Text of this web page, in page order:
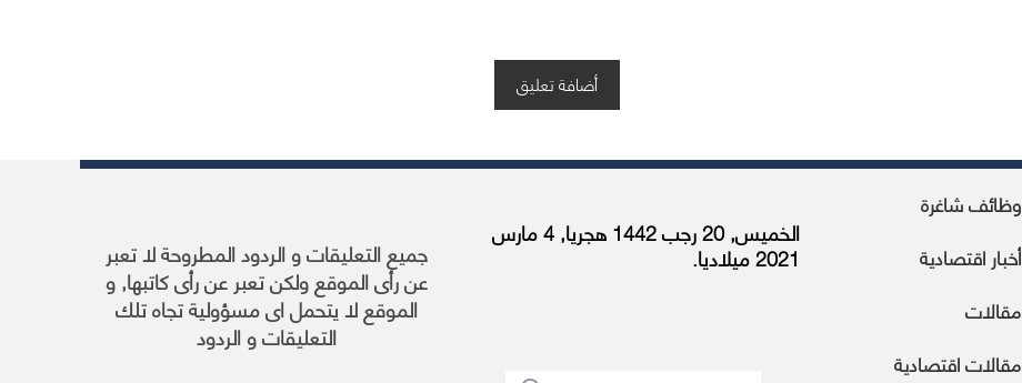
وظائف شاغرة
أخبار اقتصادية
مقالات
مقالات اقتصادية
الخميس, 20 رجب 1442 هجريا, 4 مارس
2021 ميلاديا. جميع التعليقات و الردود المطروحة لا تعبر
عن رأى الموقع ولكن تعبر عن رأى كاتبها, و
الموقع لا يتحمل اى مسؤولية تجاه تلك
التعليقات و الردود